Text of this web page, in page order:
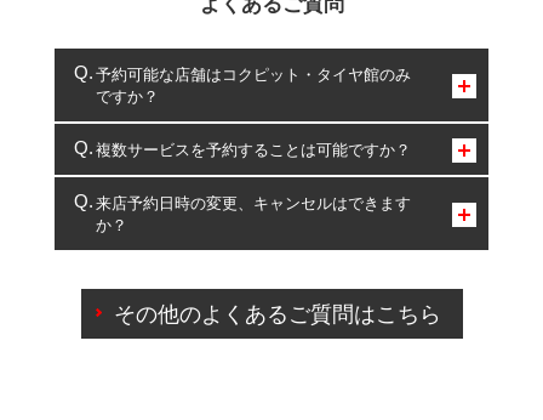
予約可能な店舗はコクピット・タイヤ館のみ
ですか？
コクピット・タイヤ館のみとなります。
複数サービスを予約することは可能ですか？
複数サービスのご予約は可能です。
一部の商品・サービスの組み合わせに限り、同時にご予約が
出来ないものもございます。
来店予約日時の変更、キャンセルはできます
か？
ご来店予約日の3営業日前を過ぎている場合のご予約
の日時変更につきましては、直接ご予約の店舗まで
その他のよくあるご質問はこちら